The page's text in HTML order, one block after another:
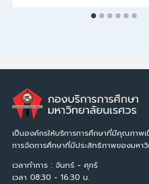
เป็นองค์กรให้บริการการศึกษาที่มีคุณภาพ
การจัดการศึกษาที่มีประสิทธิภาพของมหา
เวลาทำการ : จันทร์ - ศุกร์
เวลา 08:30 - 16:30 น.